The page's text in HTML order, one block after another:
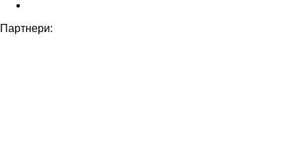
Партнери: